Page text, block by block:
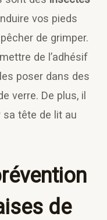
vos pieds
de grimper.
de l’adhésif
poser dans des
verre. De plus, il
tête de lit au
de